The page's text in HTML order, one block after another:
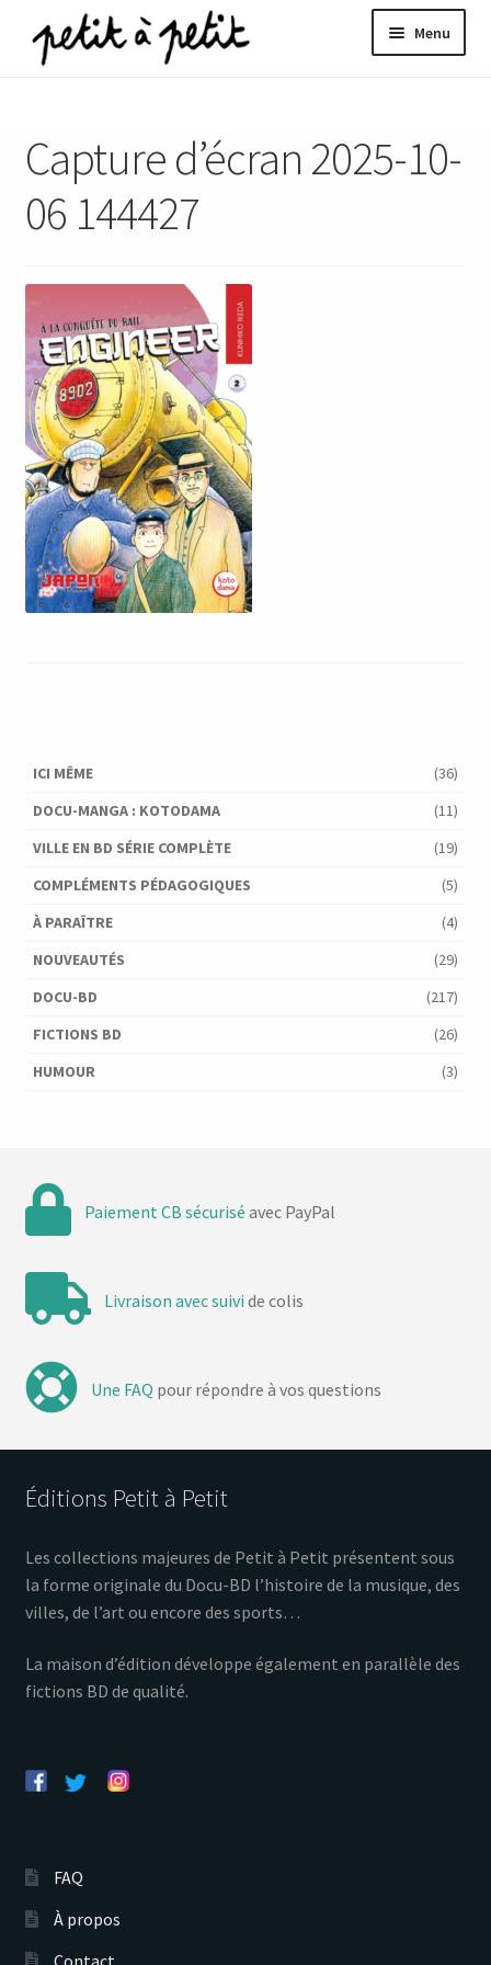
Aller
à
Aller
au
Menu
Capture d’écran 2025-10-
06 144427
ICI MÊME
(36)
DOCU-MANGA : KOTODAMA
(11)
VILLE EN BD SÉRIE COMPLÈTE
(19)
COMPLÉMENTS PÉDAGOGIQUES
(5)
À PARAÎTRE
(4)
NOUVEAUTÉS
(29)
DOCU-BD
(217)
FICTIONS BD
(26)
HUMOUR
(3)
Paiement CB sécurisé avec PayPal
Livraison avec suivi de colis
Une FAQ pour répondre à vos questions
Éditions Petit à Petit
Les collections majeures de Petit à Petit présentent sous
la forme originale du Docu-BD l’histoire de la musique, des
villes, de l’art ou encore des sports…
La maison d’édition développe également en parallèle des
fictions BD de qualité.
FAQ
À propos
Contact